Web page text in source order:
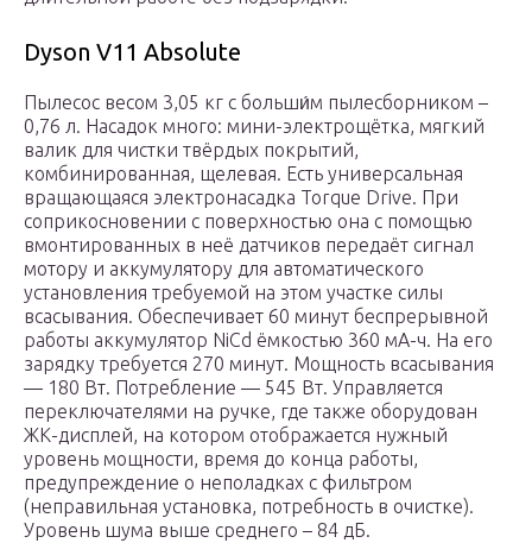
Dyson V11 Absolute
Пылесос весом 3,05 кг с больши́м пылесборником –
0,76 л. Насадок много: мини-электрощётка, мягкий
валик для чистки твёрдых покрытий,
комбинированная, щелевая. Есть универсальная
вращающаяся электронасадка Torque Drive. При
соприкосновении с поверхностью она с помощью
вмонтированных в неё датчиков передаёт сигнал
мотору и аккумулятору для автоматического
установления требуемой на этом участке силы
всасывания. Обеспечивает 60 минут беспрерывной
работы аккумулятор NiCd ёмкостью 360 мА-ч. На его
зарядку требуется 270 минут. Мощность всасывания
— 180 Вт. Потребление — 545 Вт. Управляется
переключателями на ручке, где также оборудован
ЖК-дисплей, на котором отображается нужный
уровень мощности, время до конца работы,
предупреждение о неполадках с фильтром
(неправильная установка, потребность в очистке).
Уровень шума выше среднего – 84 дБ.